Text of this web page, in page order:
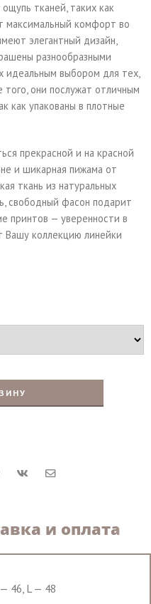
тканей, таких как
максимальный комфорт во
элегантный дизайн,
разнообразными
идеальным выбором для тех,
они послужат отличным
как упакованы в плотные
прекрасной и на красной
и шикарная пижама от
ткань из натуральных
свободный фасон подарит
принтов — уверенности в
Вашу коллекцию линейки
и оплата
46, L — 48